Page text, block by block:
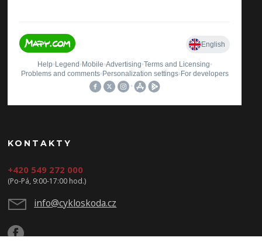
KONTAKTY
+420 549 272 000
(Po-Pá, 9:00-17:00 hod.)
info@cykloskoda.cz